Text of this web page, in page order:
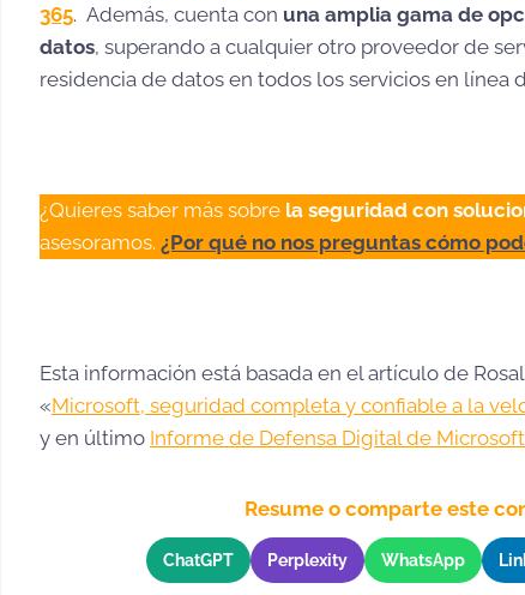
365. Además, cuenta con una amplia gama de
datos, superando a cualquier otro proveedor de
residencia de datos en todos los servicios en línea
¿Quieres saber más sobre la seguridad con
asesoramos. ¿Por qué no nos preguntas cómo
Esta información está basada en el artículo de
«Microsoft, seguridad completa y confiable a la
y en último Informe de Defensa Digital de Microsoft
Resume o comparte este
ChatGPT Perplexity WhatsApp